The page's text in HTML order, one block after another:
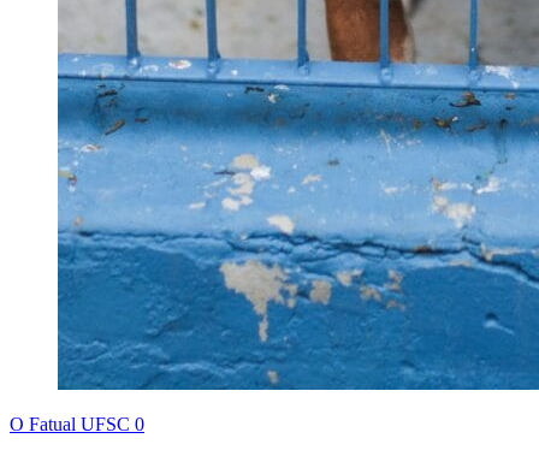
O Fatual UFSC 0